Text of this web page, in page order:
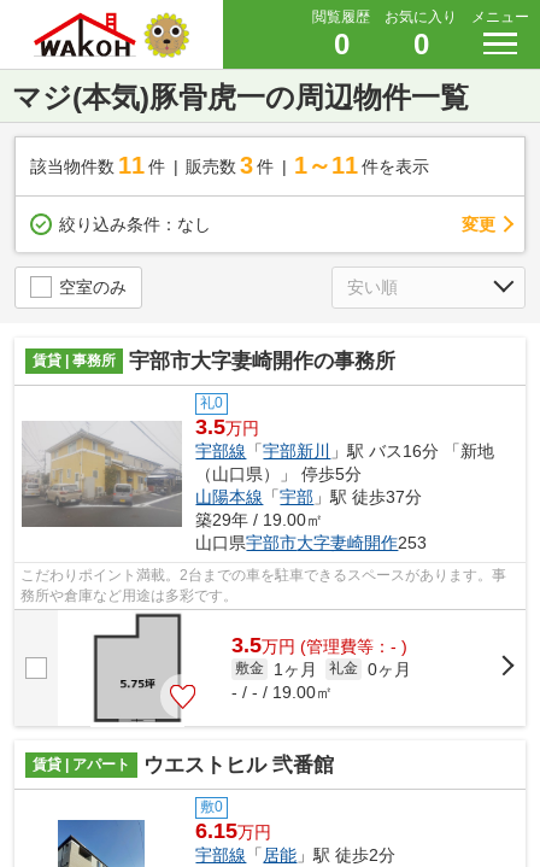
閲覧履歴
0
お気に入り
0
メニュー
マジ(本気)豚骨虎一の周辺物件一覧
該当物件数 11件 販売数 3 件 1～11 件を表示
絞り込み条件： なし 変更
空室のみ
賃貸 | 事務所 宇部市大字妻崎開作の事務所
礼0
3.5万円
宇部線 「宇部新川
」駅 バス16分 「新地
（山口県）」 停歩5分
山陽本線 「宇部 」駅 徒歩37分
築29年 / 19.00㎡
山口県宇部市大字妻崎開作253
こだわりポイント満載。2台までの車を駐車できるスペースがあります。事
務所や倉庫など用途は多彩です。
3.5万円 (管理費等：- )
敷金 1ヶ月 礼金 0ヶ月
- / - / 19.00㎡
賃貸 | アパート ウエストヒル 弐番館
敷0
6.15万円
宇部線 「 居能 」駅 徒歩2分